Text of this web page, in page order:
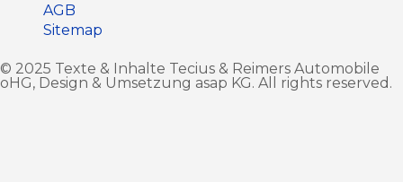
AGB
Sitemap
© 2025 Texte & Inhalte Tecius & Reimers Automobile
oHG, Design & Umsetzung asap KG. All rights reserved.